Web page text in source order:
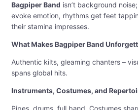
Bagpiper Band isn’t background
evoke emotion, rhythms get feet
their stamina impresses.
What Makes Bagpiper Band
Authentic kilts, gleaming chanters –
spans global hits.
Instruments, Costumes, and